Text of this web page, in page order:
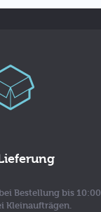
Bestellung bis 10:00
Kleinaufträgen.